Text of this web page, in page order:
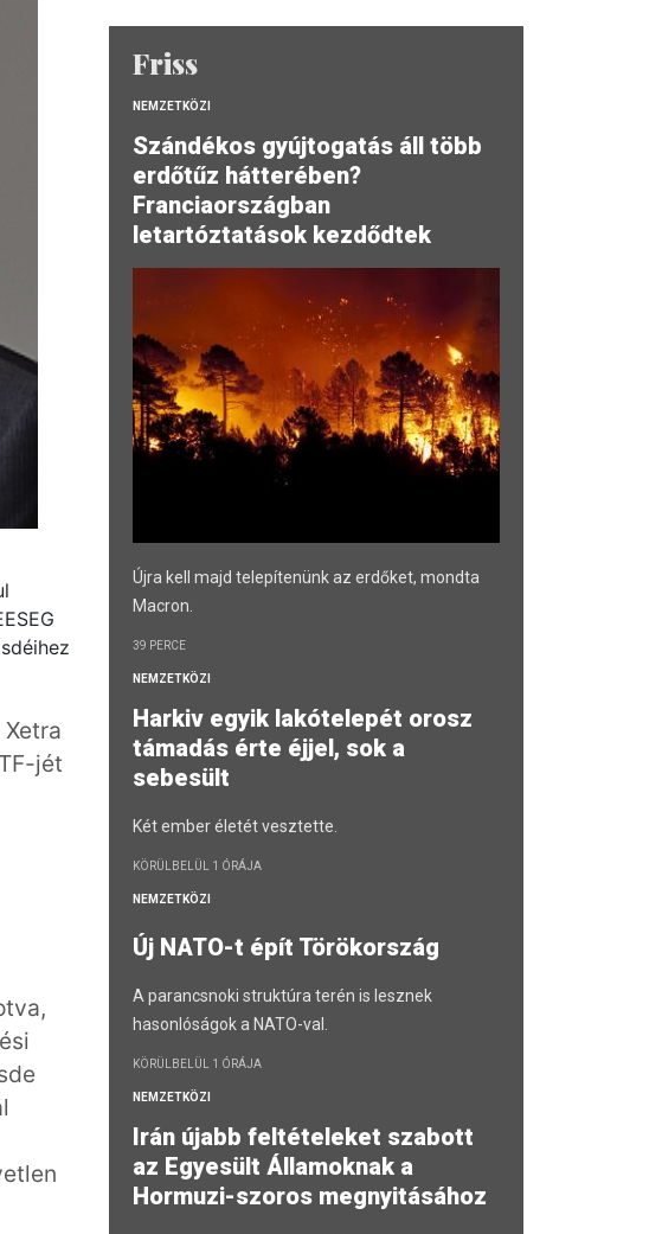
jét
Friss
NEMZETKÖZI
Szándékos gyújtogatás áll több
erdőtűz hátterében?
Franciaországban
letartóztatások kezdődtek
Újra kell majd telepítenünk az erdőket, mondta
Macron.
39 PERCE
NEMZETKÖZI
Harkiv egyik lakótelepét orosz
támadás érte éjjel, sok a
sebesült
Két ember életét vesztette.
KÖRÜLBELÜL 1 ÓRÁJA
NEMZETKÖZI
Új NATO-t épít Törökország
A parancsnoki struktúra terén is lesznek
hasonlóságok a NATO-val.
KÖRÜLBELÜL 1 ÓRÁJA
NEMZETKÖZI
Irán újabb feltételeket szabott
az Egyesült Államoknak a
Hormuzi-szoros megnyitásához